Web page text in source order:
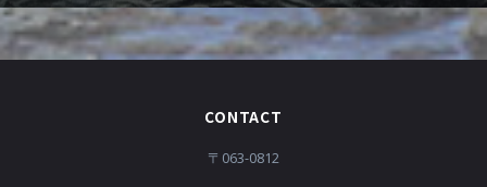
CONTACT
〒063-0812